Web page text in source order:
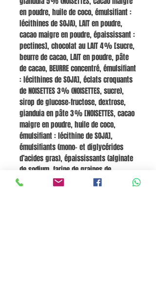
en poudre, huile de coco, émulsifiant :
lécithines de SOJA), LAIT en poudre,
cacao maigre en poudre, épaississant :
pectines], chocolat au LAIT 4 % [sucre,
beurre de cacao, LAIT en poudre, pâte
de cacao, BEURRE concentré, émulsifiant
: lécithines de SOJA], éclats croquants
de NOISETTES 3 % (NOISETTES, sucre),
sirop de glucose-fructose, dextrose,
gianduia en pâte 3 % [NOISETTES, cacao
maigre en poudre, huile de coco,
émulsifiant : lécithine de SOJA],
émulsifiants (mono- et diglycérides
d’acides gras), épaississants (alginate
de sodium, farine de graines de
caroube), décoré de AMANDES pralinées